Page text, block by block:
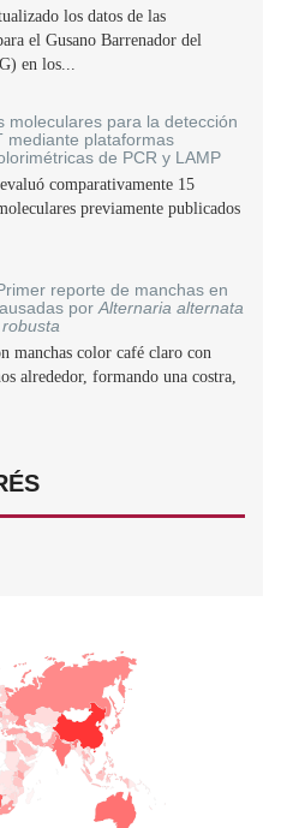
los datos de las
el Gusano Barrenador del
en los...
moleculares para la detección
mediante plataformas
de PCR y LAMP
comparativamente 15
previamente publicados
reporte de manchas en
por Alternaria alternata
manchas color café claro con
alrededor, formando una costra,